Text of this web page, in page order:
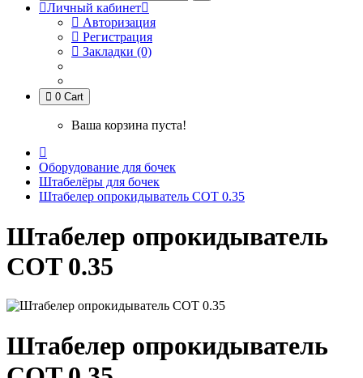
Личный кабинет
Авторизация
Регистрация
Закладки (0)
0 Cart
Ваша корзина пуста!
Оборудование для бочек
Штабелёры для бочек
Штабелер опрокидыватель COT 0.35
Штабелер опрокидыватель
COT 0.35
Штабелер опрокидыватель